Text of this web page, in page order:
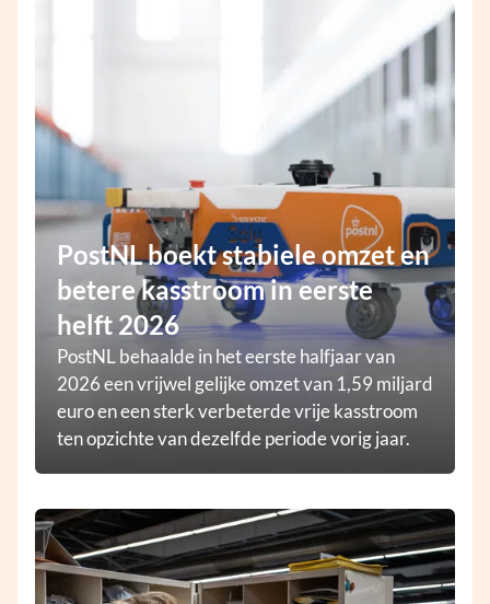
PostNL boekt stabiele omzet en
betere kasstroom in eerste
helft 2026
PostNL behaalde in het eerste halfjaar van
2026 een vrijwel gelijke omzet van 1,59 miljard
euro en een sterk verbeterde vrije kasstroom
ten opzichte van dezelfde periode vorig jaar.